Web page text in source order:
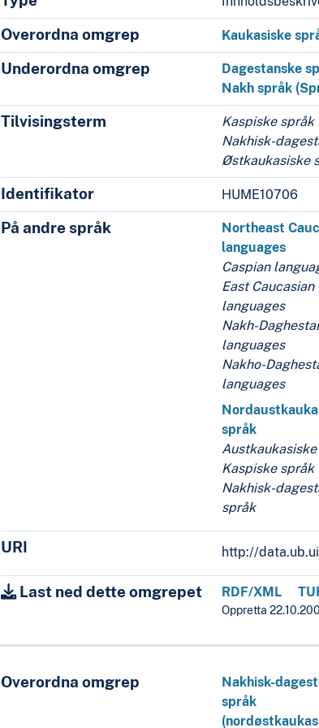
Overordna omgrep Kaukasiske
Underordna omgrep
Dagestanske
Nakh språk
Tilvisingsterm
Kaspiske språk
Nakhisk-
Østkaukasiske
Identifikator HUME10706
På andre språk
Northeast
languages
Caspian
East Caucasian
languages
Nakh-
languages
Nakho-
languages
språk
Kaspiske språk
Nakhisk-
språk
URI http://
Last ned dette omgrepet RDF/XML
Oppretta
Overordna omgrep
Nakhisk-
språk